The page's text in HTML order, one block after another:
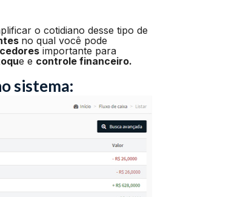
o cotidiano desse tipo de
no qual você pode
importante para
e e controle financeiro.
sistema: